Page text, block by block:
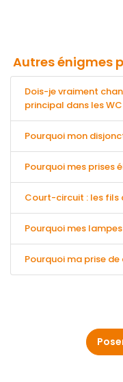
Autres énigmes
Dois-je vraiment
principal dans les
Pourquoi mon
Pourquoi mes prises
Court-circuit : les fils
Pourquoi mes lampes
Pourquoi ma prise